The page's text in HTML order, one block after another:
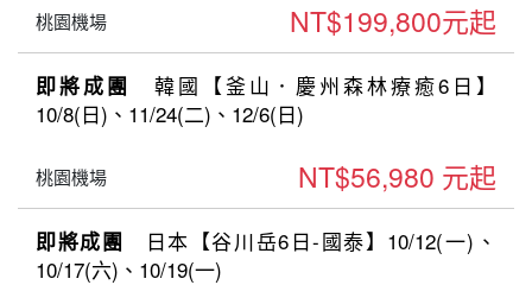
桃園機場 NT$199,800元起
即將成團
韓國【釜山．慶州森林療癒6日】
10/8(日)、11/24(二)、12/6(日)
桃園機場 NT$56,980 元起
即將成團
日本【谷川岳6日-國泰】10/12(一)、
10/17(六)、10/19(一)